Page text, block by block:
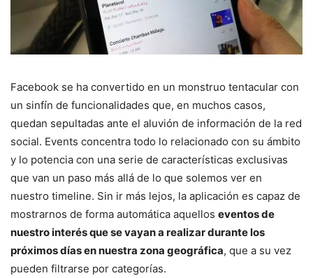
Facebook se ha convertido en un monstruo tentacular con
un sinfín de funcionalidades que, en muchos casos,
quedan sepultadas ante el aluvión de información de la red
social. Events concentra todo lo relacionado con su ámbito
y lo potencia con una serie de características exclusivas
que van un paso más allá de lo que solemos ver en
nuestro timeline. Sin ir más lejos, la aplicación es capaz de
mostrarnos de forma automática aquellos eventos de
nuestro interés que se vayan a realizar durante los
próximos días en nuestra zona geográfica, que a su vez
pueden filtrarse por categorías.